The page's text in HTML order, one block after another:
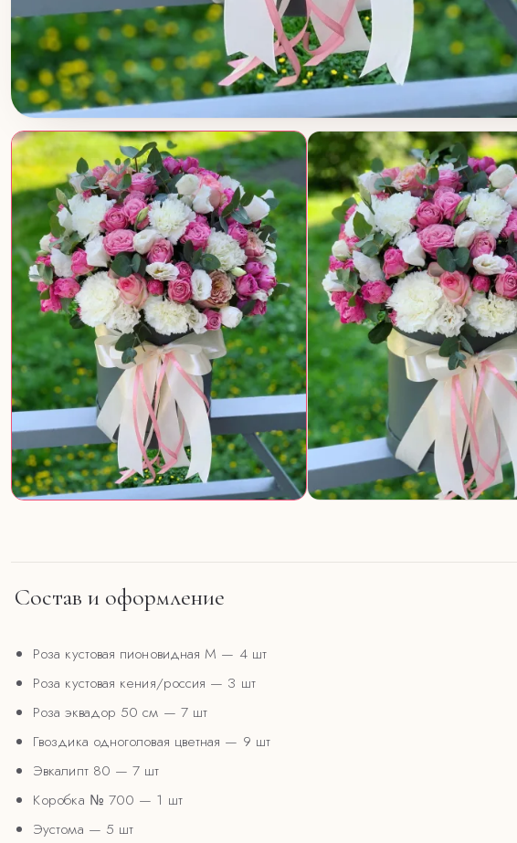
Состав и оформление
Роза кустовая пионовидная М — 4 шт
Роза кустовая кения/россия — 3 шт
Роза эквадор 50 см — 7 шт
Гвоздика одноголовая цветная — 9 шт
Эвкалипт 80 — 7 шт
Коробка № 700 — 1 шт
Эустома — 5 шт